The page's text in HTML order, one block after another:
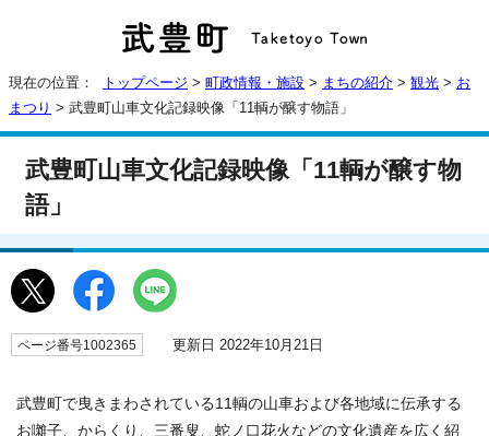
現在の位置： トップページ > 町政情報・施設 > まちの紹介 > 観光 > お
まつり > 武豊町山車文化記録映像「11輌が醸す物語」
武豊町山車文化記録映像「11輌が醸す物
語」
ページ番号1002365 更新日 2022年10月21日
武豊町で曳きまわされている11輌の山車および各地域に伝承する
お囃子、からくり、三番叟、蛇ノ口花火などの文化遺産を広く紹